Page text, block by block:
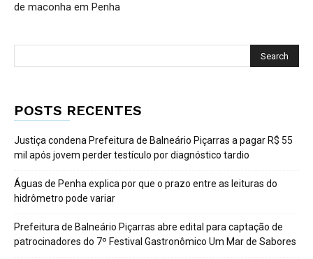
de maconha em Penha
POSTS RECENTES
Justiça condena Prefeitura de Balneário Piçarras a pagar R$ 55
mil após jovem perder testículo por diagnóstico tardio
Águas de Penha explica por que o prazo entre as leituras do
hidrômetro pode variar
Prefeitura de Balneário Piçarras abre edital para captação de
patrocinadores do 7º Festival Gastronômico Um Mar de Sabores